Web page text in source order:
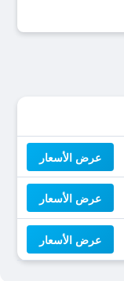
عرض الأسعار
عرض الأسعار
عرض الأسعار